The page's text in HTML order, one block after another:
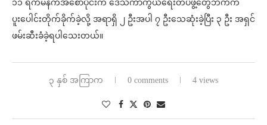
၁၁ ရက်မနက်အစောပိုင်းက ဒေသကာကွယ်ရေးတပ်ဖွဲ့တွေဘက်က
ပူးပေါင်းတိုက်ခိုက်ခဲ့လို့ အရာရှိ ၂ ဦးအပါ ၇ ဦးသေဆုံးခဲ့ပြီး ၃ ဦး အရှင်
ဖမ်းဆီးခံခဲ့ရပါသေးတယ်။
၃ နှစ် အကြာက 0 comments 4 views